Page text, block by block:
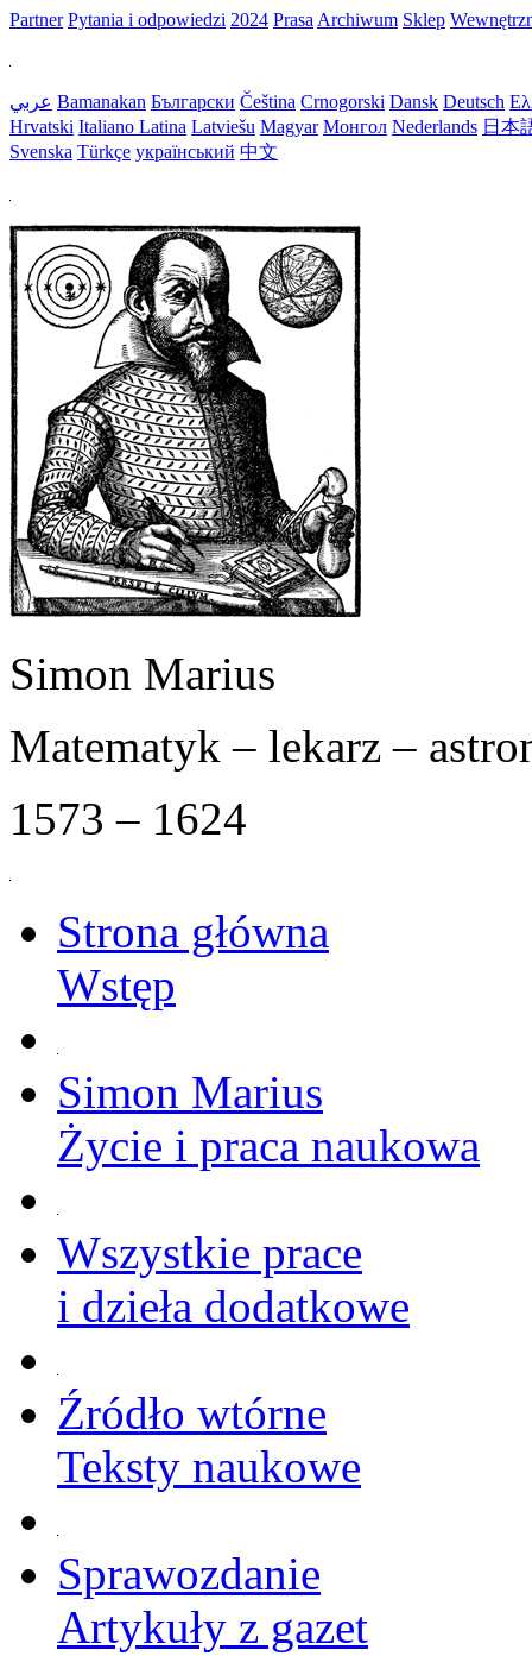
Partner Pytania i odpowiedzi 2024 Prasa Archiwum Sklep
عربي Bamanakan Български Čeština Crnogorski Dansk Deutsch
Hrvatski Italiano Latina Latviešu Magyar Монгол Nederlands 日本
Svenska Türkçe український 中文
Simon Marius
Matematyk – lekarz –
1573 – 1624
Strona główna
Wstęp
Simon Marius
Życie i praca naukowa
Wszystkie prace
i dzieła dodatkowe
Źródło wtórne
Teksty naukowe
Sprawozdanie
Artykuły z gazet